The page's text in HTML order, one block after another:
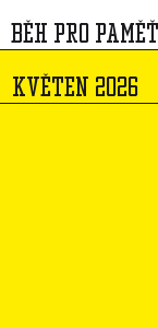
BĚH PRO
KVĚTEN 2026